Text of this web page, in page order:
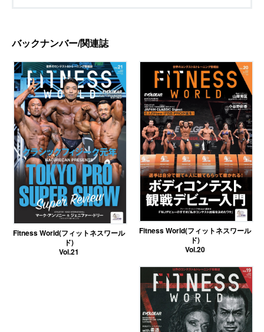
バックナンバー/関連誌
Fitness World(フィットネスワール
ド)
Vol.21
Fitness World(フィットネスワール
ド)
Vol.20